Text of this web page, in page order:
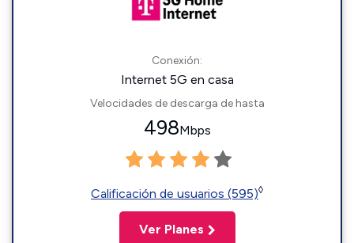
Conexión:
Internet 5G en casa
Velocidades de descarga de hasta
498Mbps
Calificación de usuarios (595)◊
Ver Planes